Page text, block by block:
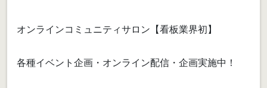
オンラインコミュニティサロン【看板業界初】
各種イベント企画・オンライン配信・企画実施中！